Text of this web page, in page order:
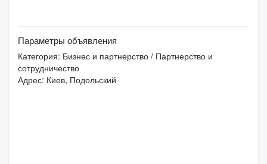
Параметры объявления
Категория: Бизнес и партнерство / Партнерство и
сотрудничество
Адрес: Киев, Подольский